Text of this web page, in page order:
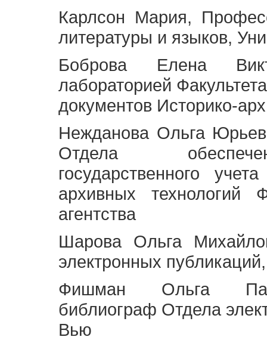
Карлсон Мария,
литературы и языков,
Боброва Елена
лабораторией
документов Историко-
Нежданова Ольга
Отдела
государственного
архивных технологий
агентства
Шарова Ольга
электронных
Фишман Ольга
библиограф Отдела
Вью